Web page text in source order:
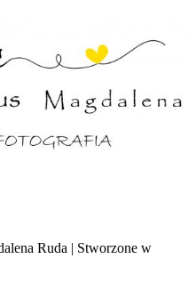
Ruda | Stworzone w